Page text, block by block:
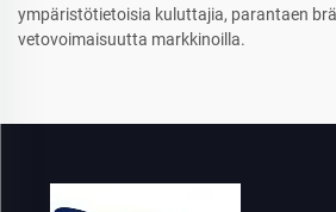
ympäristötietoisia kuluttajia, parantaen
vetovoimaisuutta markkinoilla.